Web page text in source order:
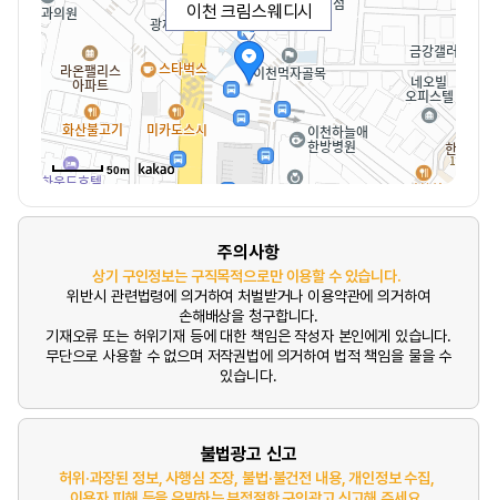
이천 크림스웨디시
50m
주의사항
상기 구인정보는 구직목적으로만 이용할 수 있습니다.
위반시 관련법령에 의거하여 처벌받거나 이용약관에 의거하여
손해배상을 청구합니다.
기재오류 또는 허위기재 등에 대한 책임은 작성자 본인에게 있습니다.
무단으로 사용할 수 없으며 저작권법에 의거하여 법적 책임을 물을 수
있습니다.
불법광고 신고
허위·과장된 정보, 사행심 조장, 불법·불건전 내용, 개인정보 수집,